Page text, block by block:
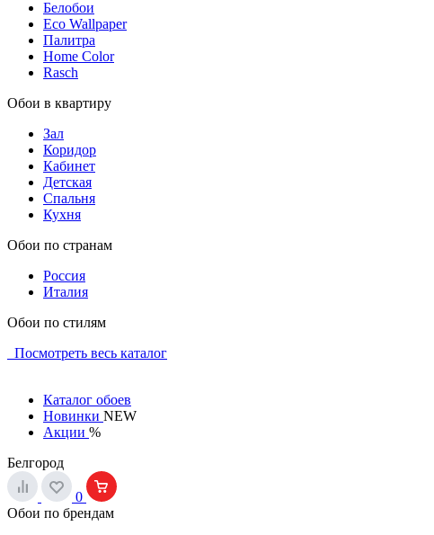
Белобои
Eco Wallpaper
Палитра
Home Color
Rasch
Обои в квартиру
Зал
Коридор
Кабинет
Детская
Спальня
Кухня
Обои по странам
Россия
Италия
Обои по стилям
Посмотреть весь каталог
Каталог обоев
Новинки NEW
Акции %
Белгород
0
Обои по брендам